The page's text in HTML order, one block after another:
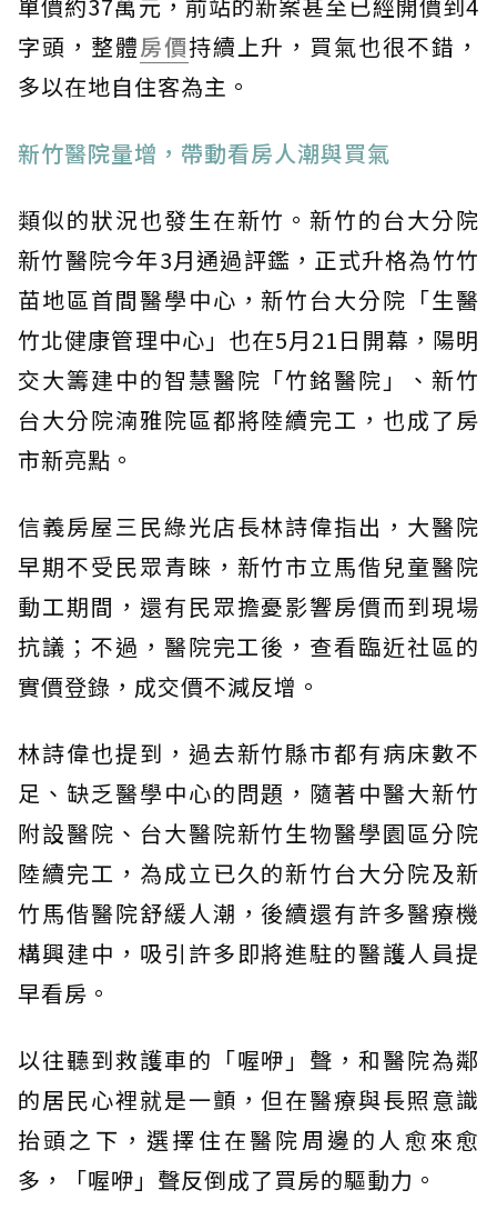
字頭，整體房價持續上升，買氣也很不錯，
多以在地自住客為主。
新竹醫院量增，帶動看房人潮與買氣
類似的狀況也發生在新竹。新竹的台大分院
新竹醫院今年3月通過評鑑，正式升格為竹竹
苗地區首間醫學中心，新竹台大分院「生醫
竹北健康管理中心」也在5月21日開幕，陽明
交大籌建中的智慧醫院「竹銘醫院」、新竹
台大分院湳雅院區都將陸續完工，也成了房
市新亮點。
信義房屋三民綠光店長林詩偉指出，大醫院
早期不受民眾青睞，新竹市立馬偕兒童醫院
動工期間，還有民眾擔憂影響房價而到現場
抗議；不過，醫院完工後，查看臨近社區的
實價登錄，成交價不減反增。
林詩偉也提到，過去新竹縣市都有病床數不
足、缺乏醫學中心的問題，隨著中醫大新竹
附設醫院、台大醫院新竹生物醫學園區分院
陸續完工，為成立已久的新竹台大分院及新
竹馬偕醫院舒緩人潮，後續還有許多醫療機
構興建中，吸引許多即將進駐的醫護人員提
早看房。
以往聽到救護車的「喔咿」聲，和醫院為鄰
的居民心裡就是一顫，但在醫療與長照意識
抬頭之下，選擇住在醫院周邊的人愈來愈
多，「喔咿」聲反倒成了買房的驅動力。